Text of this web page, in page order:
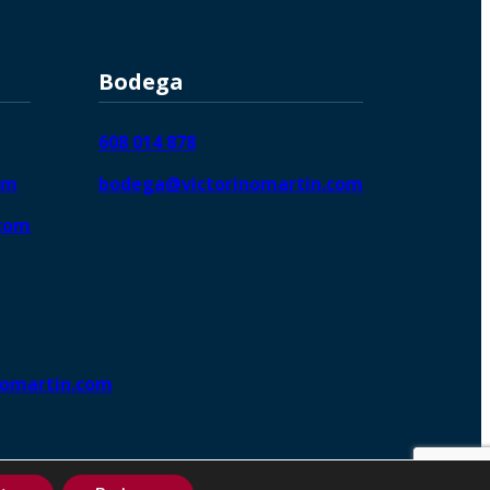
Bodega
608 014 878
bodega@victorinomartin.com
DigitalGrowthⓇ